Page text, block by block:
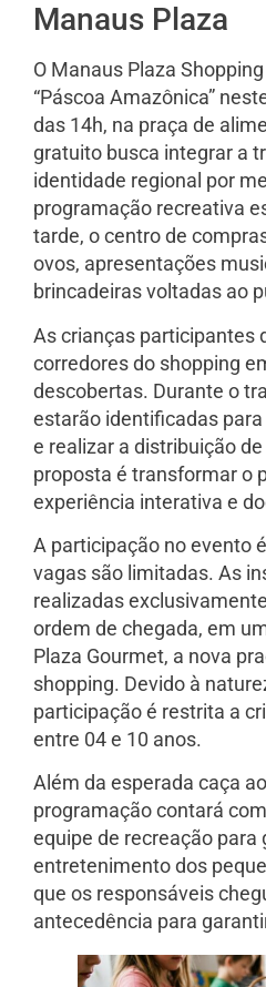
Manaus Plaza
O Manaus Plaza
“Páscoa Amazônica”
das 14h, na praça de
gratuito busca integrar a
identidade regional por
programação recreativa
tarde, o centro de
ovos, apresentações
brincadeiras voltadas ao
As crianças participantes
corredores do shopping
descobertas. Durante o
estarão identificadas
e realizar a distribuição
proposta é transformar o
experiência interativa e
A participação no evento
vagas são limitadas. As
realizadas
ordem de chegada, em
Plaza Gourmet, a nova
shopping. Devido à
participação é restrita a
entre 04 e 10 anos.
Além da esperada caça
programação contará
equipe de recreação para
entretenimento dos
que os responsáveis
antecedência para